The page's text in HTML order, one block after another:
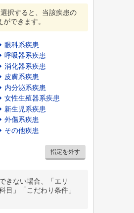
択すると、当該疾患の
できます。
眼科系疾患
呼吸器系疾患
消化器系疾患
皮膚系疾患
内分泌系疾患
女性生殖器系疾患
新生児系疾患
外傷系疾患
その他疾患
指定を外す
きない場合、「エリ
目」「こだわり条件」